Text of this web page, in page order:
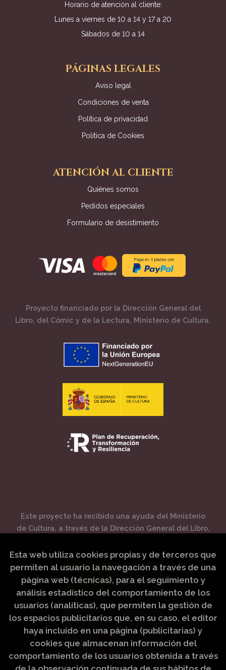
Horario de atención al cliente:
Lunes a viernes de 10 a 14 y 17 a 20
Sábados de 10 a 14
PÁGINAS LEGALES
Aviso legal
Condiciones de venta
Política de privacidad
Política de Cookies
ATENCIÓN AL CLIENTE
Quiénes somos
Pedidos especiales
Formulario de desistimiento
Proyecto financiado por la Dirección General del
Libro, del Cómic y de la Lectura, Ministerio de Cultura.
Este proyecto ha recibido una ayuda del Ministerio
de Cultura, a través de la Dirección General del Libro,
Esta web utiliza cookies propias y de terceros que
permiten al usuario la navegación a través de una
página web (técnicas), para el seguimiento y
análisis estadístico del comportamiento de los
usuarios (analíticas), que permiten la gestión de
los espacios publicitarios que, en su caso, el editor
haya incluido en una página (publicitarias) y
cookies que almacenan información del
comportamiento de los usuarios obtenida a través